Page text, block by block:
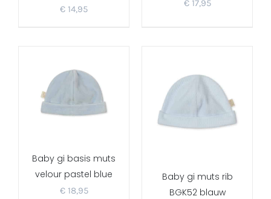
€ 14,95
€17,95
Baby gi basis muts
velour pastel blue
€18,95
Baby gi muts rib
BGK52 blauw